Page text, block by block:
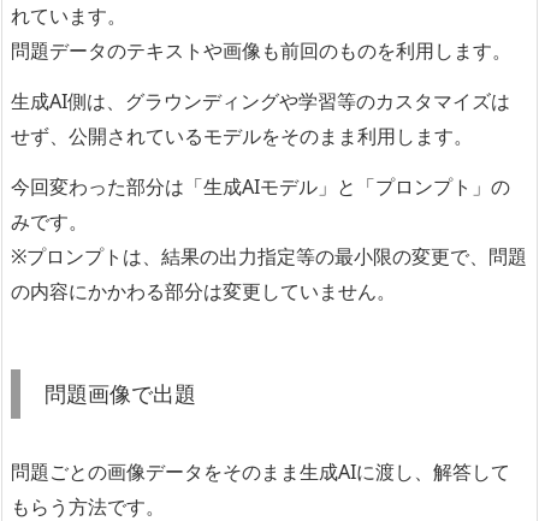
れています。
問題データのテキストや画像も前回のものを利用します。
生成AI側は、グラウンディングや学習等のカスタマイズは
せず、公開されているモデルをそのまま利用します。
今回変わった部分は「生成AIモデル」と「プロンプト」の
みです。
※プロンプトは、結果の出力指定等の最小限の変更で、問題
の内容にかかわる部分は変更していません。
問題画像で出題
問題ごとの画像データをそのまま生成AIに渡し、解答して
もらう方法です。